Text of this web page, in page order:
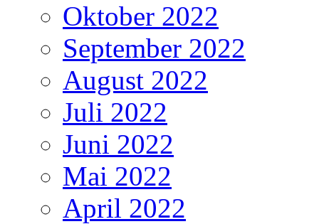
Oktober 2022
September 2022
August 2022
Juli 2022
Juni 2022
Mai 2022
April 2022